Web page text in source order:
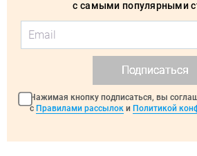
с самыми популярными
Подписаться
Нажимая кнопку подписаться, вы
с Правилами рассылок и Политикой